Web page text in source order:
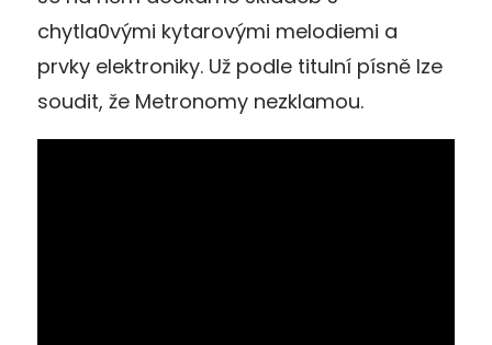
chytla0vými kytarovými melodiemi a
prvky elektroniky. Už podle titulní písně lze
soudit, že Metronomy nezklamou.